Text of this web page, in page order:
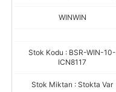
WINWIN
Stok Kodu : BSR-WIN-10-
ICN8117
Stok Miktarı : Stokta Var